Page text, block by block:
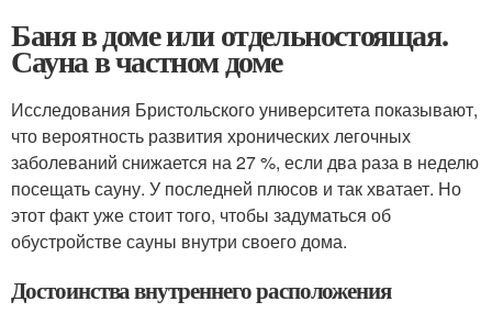
Баня в доме или отдельностоящая.
Сауна в частном доме
Исследования Бристольского университета показывают,
что вероятность развития хронических легочных
заболеваний снижается на 27 %, если два раза в неделю
посещать сауну. У последней плюсов и так хватает. Но
этот факт уже стоит того, чтобы задуматься об
обустройстве сауны внутри своего дома.
Достоинства внутреннего расположения